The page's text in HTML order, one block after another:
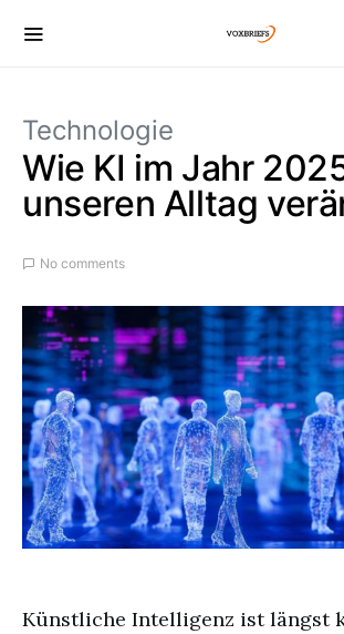
Technologie
Wie KI im Jahr
unseren Alltag
No comments
Künstliche Intelligenz ist längst